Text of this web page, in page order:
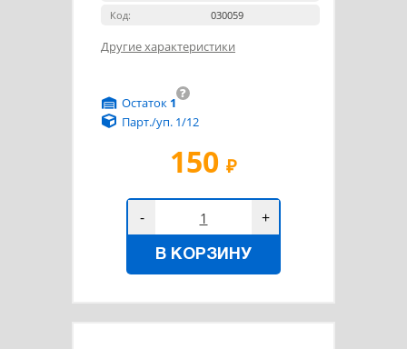
Код:
030059
Другие характеристики
150 ₽
?
Остаток 1
Парт./уп. 1/12
- +
В КОРЗИНУ